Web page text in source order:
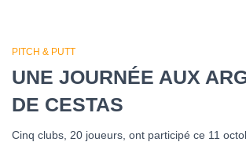
PITCH & PUTT
UNE JOURNÉE AUX
DE CESTAS
Cinq clubs, 20 joueurs, ont participé ce 11